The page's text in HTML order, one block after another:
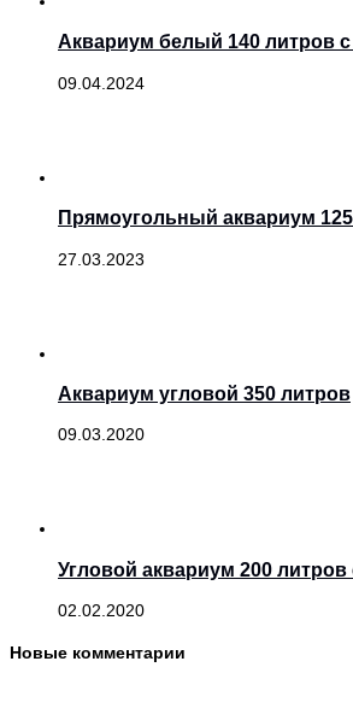
Аквариум белый 140 литров
09.04.2024
Прямоугольный аквариум
27.03.2023
Аквариум угловой 350 литров
09.03.2020
Угловой аквариум 200 литров
02.02.2020
Новые комментарии